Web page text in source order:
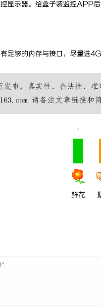
显示器。给盒子装监控APP
足够的内存与接口，尽量选
1
鲜花
合肥刑事律
法律困境